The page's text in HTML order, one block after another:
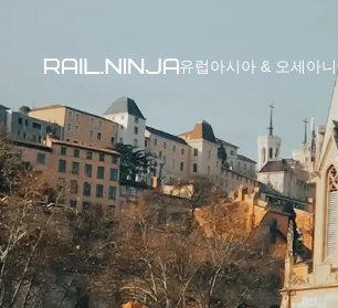
유럽아시아 & 오세아